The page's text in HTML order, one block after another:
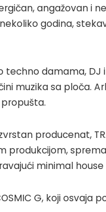
angažovan i
godina,
damama, DJ
muzika sa ploča.
producenat,
produkcijom,
minimal
G, koji osvaja